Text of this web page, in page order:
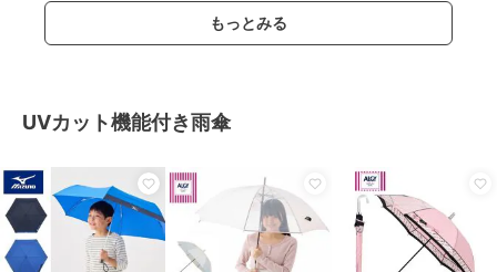
もっとみる
UVカット機能付き雨傘